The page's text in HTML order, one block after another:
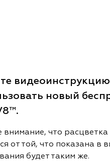
новый
внимание, что
от той, что показана в
будет таким же.